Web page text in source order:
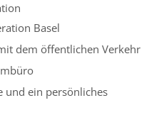
Basel
dem öffentlichen Verkehr
und ein persönliches